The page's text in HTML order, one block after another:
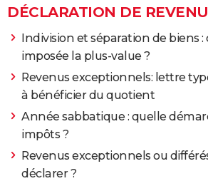
Guide
DÉCLARATION DE
Indivision et séparation de biens
imposée la plus-value ?
Revenus exceptionnels: lettre
à bénéficier du quotient
Année sabbatique : quelle
impôts ?
Revenus exceptionnels ou
déclarer ?